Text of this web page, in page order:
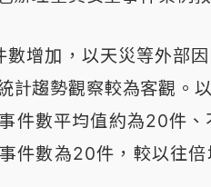
增加，以天災等外部
計趨勢觀察較為客觀
件數平均值約為20件
件數為20件，較以往